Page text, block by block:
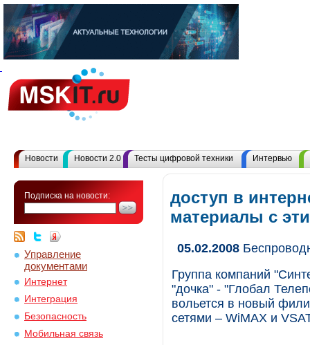
Новости Новости 2.0 Тесты цифровой техники Интервью
Подписка на новости:
Управление
документами
Интернет
Интеграция
Безопасность
Мобильная связь
доступ в
материалы с
05.02.2008
Группа компаний
"дочка" - "Глобал
вольется в новый
сетями – WiMAX и